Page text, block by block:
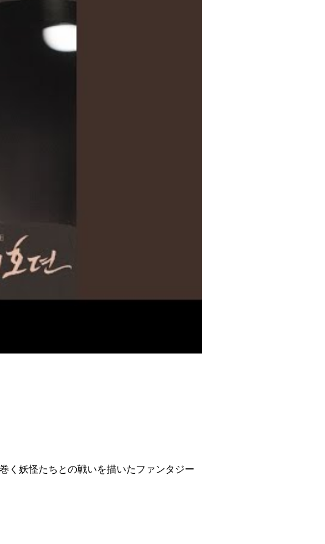
く妖怪たちとの戦いを描いたファンタジー